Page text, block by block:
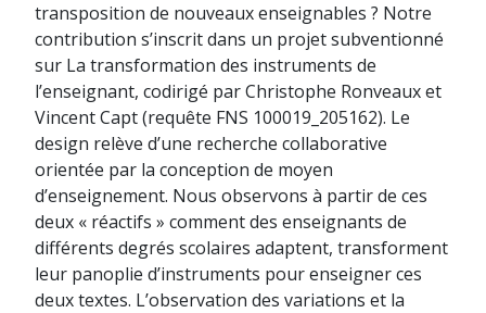
transposition de nouveaux enseignables ? Notre
contribution s’inscrit dans un projet subventionné
sur La transformation des instruments de
l’enseignant, codirigé par Christophe Ronveaux et
Vincent Capt (requête FNS 100019_205162). Le
design relève d’une recherche collaborative
orientée par la conception de moyen
d’enseignement. Nous observons à partir de ces
deux « réactifs » comment des enseignants de
différents degrés scolaires adaptent, transforment
leur panoplie d’instruments pour enseigner ces
deux textes. L’observation des variations et la